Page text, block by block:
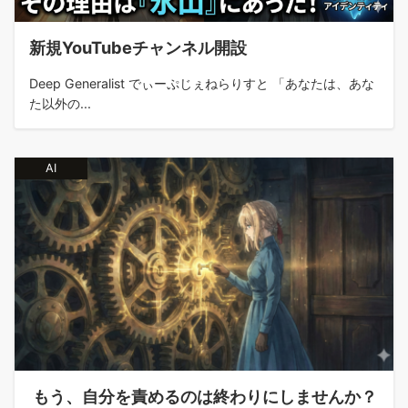
新規YouTubeチャンネル開設
Deep Generalist でぃーぷじぇねらりすと 「あなたは、あな
た以外の...
AI
もう、自分を責めるのは終わりにしませんか？